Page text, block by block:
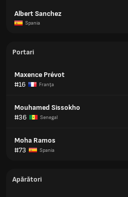
Albert Sanchez
Spania
Portari
Maxence Prévot
#16
Franţa
Mouhamed Sissokho
#36
Senegal
Moha Ramos
#73
Spania
Apărători